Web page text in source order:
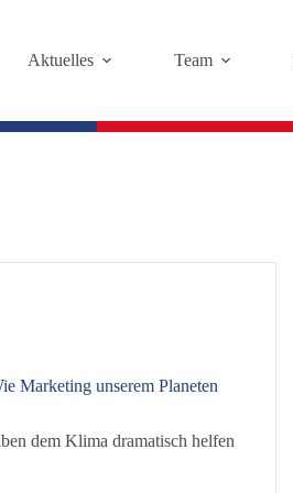
Aktuelles Team
Marketing unserem Planeten
dem Klima dramatisch helfen